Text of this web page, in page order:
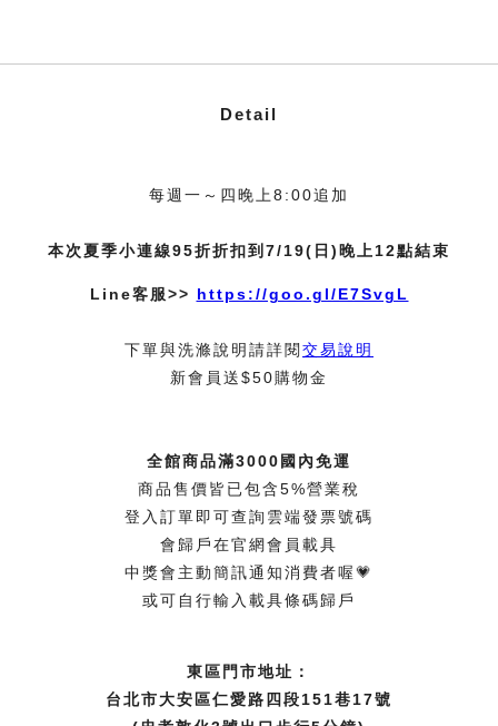
Detail
每週一～四晚上8:00追加
本次夏季小連線95折折扣到7/19(日)晚上12點結束
Line客服>> https://goo.gl/E7SvgL
下單與洗滌說明請詳閱交易說明
新會員送$50購物金
全館商品滿3000國內免運
商品售價皆已包含5%營業稅
登入訂單即可查詢雲端發票號碼
會歸戶在官網會員載具
中獎會主動簡訊通知消費者喔💗
或可自行輸入載具條碼歸戶
東區門市地址：
台北市大安區仁愛路四段151巷17號